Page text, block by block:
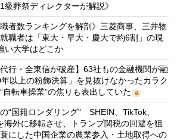
級葬祭ディレクターが解説》
職者数ランキングを解剖》三菱商事、三井物
職者は「東大・早大・慶大で約6割」の現
大学はどこか
代行・全東信が破産】63社もの金融機関が融
以上の粉飾決算」を見抜けなかったカラク
転車操業”の焦りも表出していた
“国籍ロンダリング” SHEIN、TikTok、
外に移転させ、トランプ関税の回避を狙
にした中国企業の農業参入・土地取得への